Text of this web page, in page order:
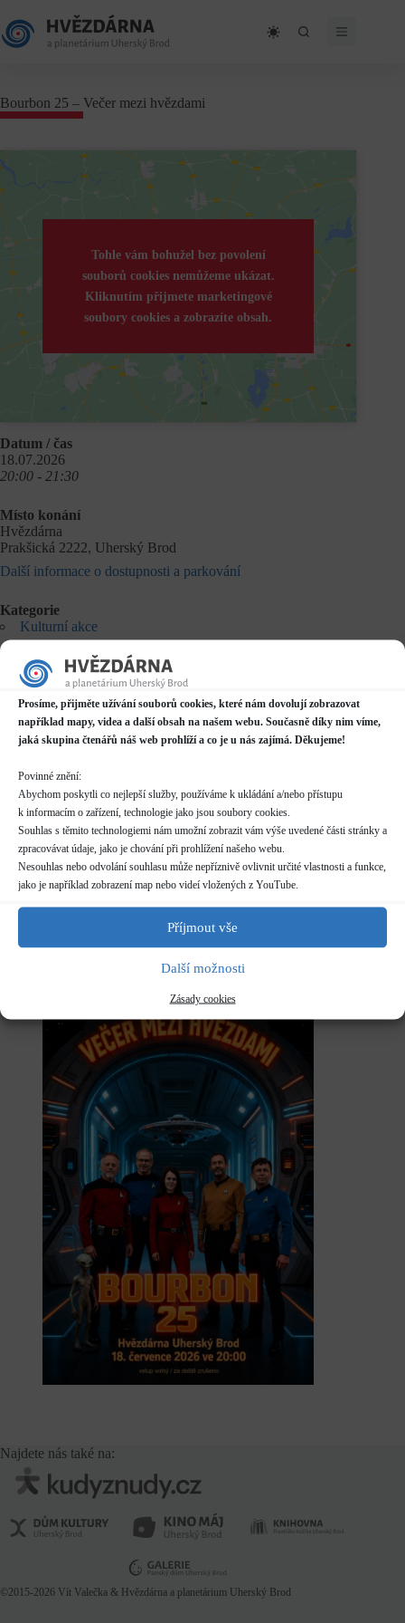
Prosíme, přijměte užívání souborů cookies, které nám dovolují zobrazovat
například mapy, videa a další obsah na našem webu. Současně díky nim víme,
jaká skupina čtenářů náš web prohlíží a co je u nás zajímá. Děkujeme!
Povinné znění:
Abychom poskytli co nejlepší služby, používáme k ukládání a/nebo přístupu
k informacím o zařízení, technologie jako jsou soubory cookies.
Souhlas s těmito technologiemi nám umožní zobrazit vám výše uvedené části stránky a
zpracovávat údaje, jako je chování při prohlížení našeho webu.
Nesouhlas nebo odvolání souhlasu může nepříznivě ovlivnit určité vlastnosti a funkce,
jako je například zobrazení map nebo videí vložených z YouTube.
Příjmout vše
Další možnosti
Zásady cookies
to
content
Bourbon 25 – Večer mezi hvězdami
Tohle vám bohužel bez povolení
souborů cookies nemůžeme ukázat.
Kliknutím přijmete marketingové
soubory cookies a zobrazíte obsah.
Datum / čas
18.07.2026
20:00 - 21:30
Místo konání
Hvězdárna
Prakšická 2222, Uherský Brod
Další informace o dostupnosti a parkování
Kategorie
Kulturní akce
Rezervace
nelze rezervovat
Vstupné
zdarma
Koncert uherskobrodské kapely na hvězdárně.
Tereza Součková – zpěv
Lubor Souček – kytara
Martin Šojdr – baskytara, klávesy, kytara
Broněk Šobáň – bicí nástroje
Petr Fojtách – kytara, baskytara
Najdete nás také na:
©2015-2026 Vít Valečka & Hvězdárna a planetárium Uherský Brod